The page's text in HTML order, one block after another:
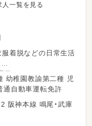
一覧を見る
服着脱などの日常生活
務
（適切な対人コミュニ
施、余暇活動の充実な
達支援管理責任者 普通自動車運転免許